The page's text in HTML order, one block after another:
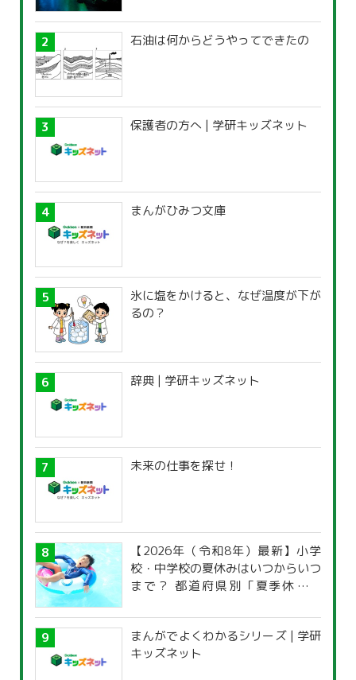
石油は何からどうやってできたの
保護者の方へ | 学研キッズネット
まんがひみつ文庫
氷に塩をかけると、なぜ温度が下が
るの？
辞典 | 学研キッズネット
未来の仕事を探せ！
【2026年（令和8年）最新】小学
校・中学校の夏休みはいつからいつ
まで？ 都道府県別「夏季休暇一
まんがでよくわかるシリーズ | 学研
キッズネット